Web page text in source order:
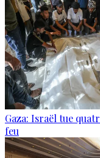
Gaza: Israël tue
feu